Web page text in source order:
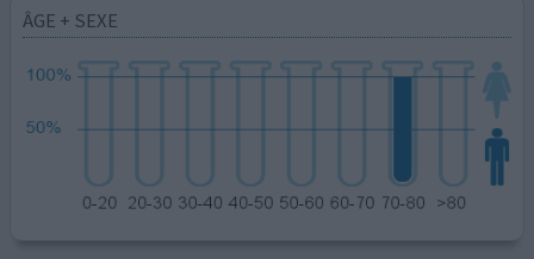
ÂGE + SEXE